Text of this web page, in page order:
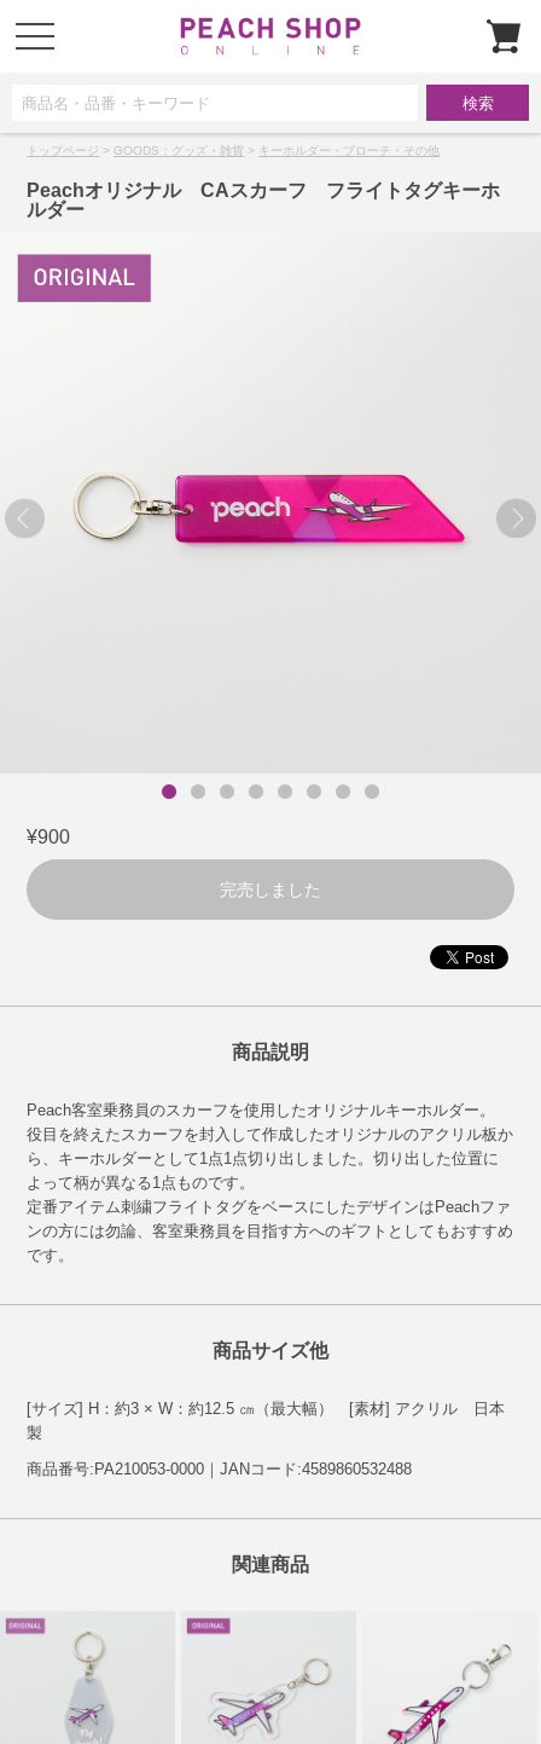
t
o
a
o
トップページ >GOODS：グッズ・雑貨 > キーホルダー・ブローチ・その他
Peachオリジナル CAスカーフ フライトタグキーホ
ルダー
¥900
完売しました
商品説明
Peach客室乗務員のスカーフを使用したオリジナルキーホルダー。
役目を終えたスカーフを封入して作成したオリジナルのアクリル板か
ら、キーホルダーとして1点1点切り出しました。切り出した位置に
よって柄が異なる1点ものです。
定番アイテム刺繍フライトタグをベースにしたデザインはPeachファ
ンの方には勿論、客室乗務員を目指す方へのギフトとしてもおすすめ
です。
商品サイズ他
[サイズ] H：約3 × W：約12.5 ㎝（最大幅） [素材] アクリル 日本
製
商品番号:PA210053-0000｜JANコード:4589860532488
関連商品